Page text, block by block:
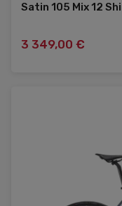
Satin 105 Mix 12
3 349,00 €